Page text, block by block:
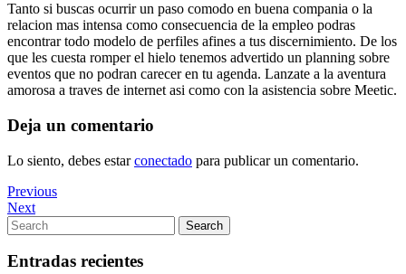
Tanto si buscas ocurrir un paso comodo en buena compania o la
relacion mas intensa como consecuencia de la empleo podras
encontrar todo modelo de perfiles afines a tus discernimiento. De los
que les cuesta romper el hielo tenemos advertido un planning sobre
eventos que no podran carecer en tu agenda. Lanzate a la aventura
amorosa a traves de internet asi­ como con la asistencia sobre Meetic.
Deja un comentario
Lo siento, debes estarconectado para publicar un comentario.
Navegación
de
entradas
Previous
Post
Previous
Next
Post
Next
Search
for:
Search
Entradas recientes